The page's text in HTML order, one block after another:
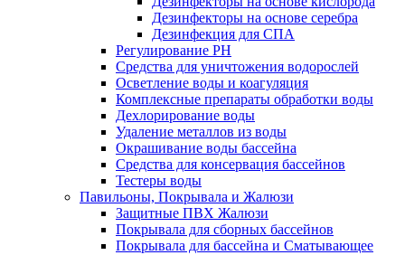
Дезинфекторы на основе серебра
Дезинфекция для СПА
Регулирование РН
Средства для уничтожения водорослей
Осветление воды и коагуляция
Комплексные препараты обработки воды
Дехлорирование воды
Удаление металлов из воды
Окрашивание воды бассейна
Средства для консервация бассейнов
Тестеры воды
Павильоны, Покрывала и Жалюзи
Защитные ПВХ Жалюзи
Покрывала для сборных бассейнов
Покрывала для бассейна и Сматывающее